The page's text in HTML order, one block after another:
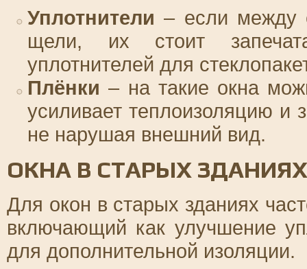
Уплотнители – если между
щели, их стоит
уплотнителей для
Плёнки – на такие окна
усиливает теплоизоляцию и
не нарушая внешний вид.
ОКНА В СТАРЫХ ЗДАНИЯХ
Для окон в старых зданиях
включающий как улучшение
для дополнительной изоляции.